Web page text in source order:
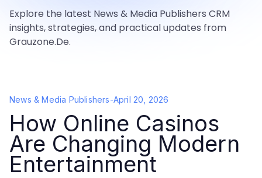
Explore the latest News & Media Publishers CRM
insights, strategies, and practical updates from
Grauzone.De.
News & Media Publishers-April 20, 2026
How Online Casinos
Are Changing Modern
Entertainment